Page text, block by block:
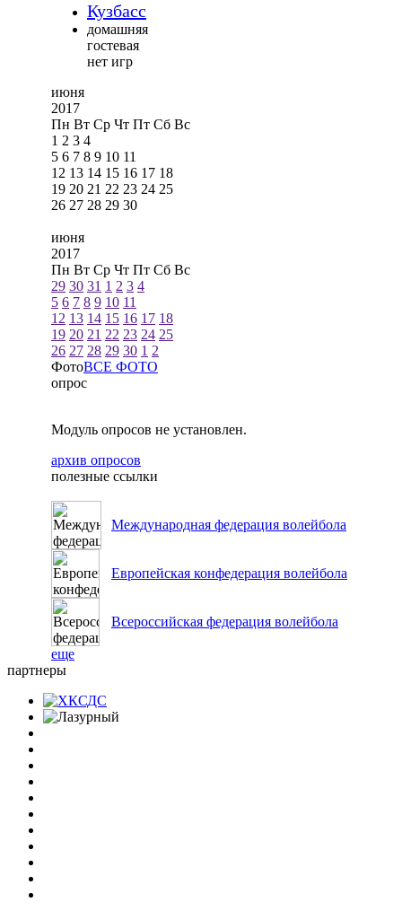
Кузбасс
домашняя
гостевая
нет игр
июня
2017
Пн Вт Ср Чт Пт Сб Вс
1 2 3 4
5 6 7 8 9 10 11
12 13 14 15 16 17 18
19 20 21 22 23 24 25
26 27 28 29 30
июня
2017
Пн Вт Ср Чт Пт Сб Вс
29 30 31 1 2 3 4
5 6 7 8 9 10 11
12 13 14 15 16 17 18
19 20 21 22 23 24 25
26 27 28 29 30 1 2
ФотоВСЕ ФОТО
опрос
Модуль опросов не установлен.
архив опросов
полезные ссылки
Международная федерация волейбола
Европейская конфедерация волейбола
Всероссийская федерация волейбола
еще
партнеры